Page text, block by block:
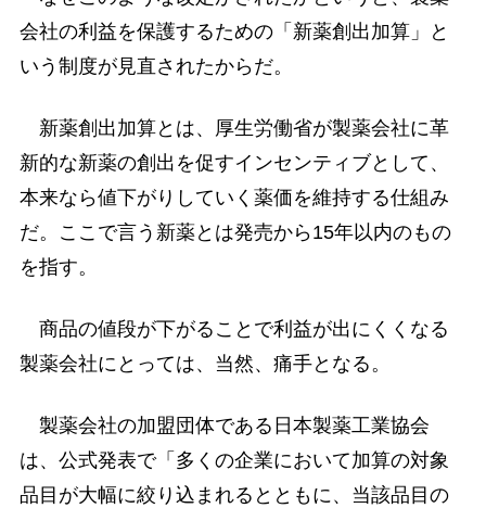
会社の利益を保護するための「新薬創出加算」と
いう制度が見直されたからだ。
新薬創出加算とは、厚生労働省が製薬会社に革
新的な新薬の創出を促すインセンティブとして、
本来なら値下がりしていく薬価を維持する仕組み
だ。ここで言う新薬とは発売から15年以内のもの
を指す。
商品の値段が下がることで利益が出にくくなる
製薬会社にとっては、当然、痛手となる。
製薬会社の加盟団体である日本製薬工業協会
は、公式発表で「多くの企業において加算の対象
品目が大幅に絞り込まれるとともに、当該品目の